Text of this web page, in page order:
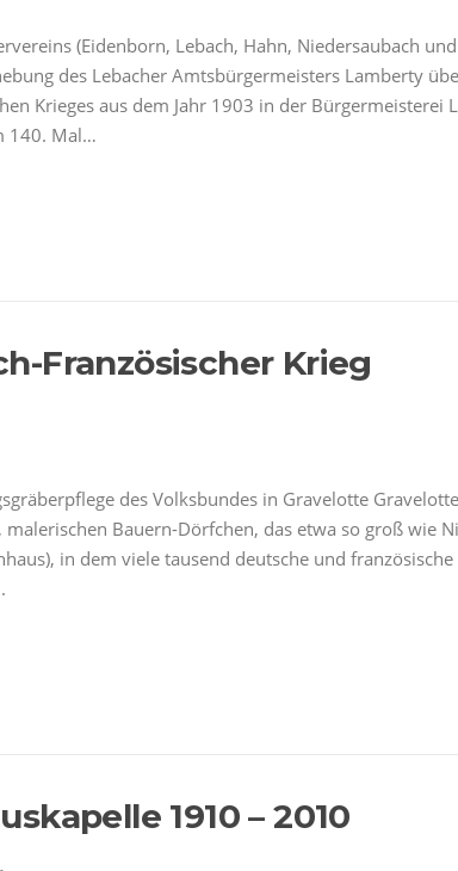
(Eidenborn, Lebach, Hahn, Niedersaubach
des Lebacher Amtsbürgermeisters Lamberty
Krieges aus dem Jahr 1903 in der Bürgermeisterei
140. Mal…
Französischer Krieg
des Volksbundes in Gravelotte
Bauern-Dörfchen, das etwa so groß wie
in dem viele tausend deutsche und
1910 – 2010